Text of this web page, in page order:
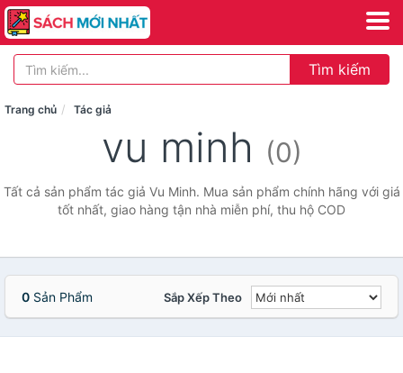
Tìm kiếm
Trang chủ Tác giả
vu minh (0)
Tất cả sản phẩm tác giả Vu Minh. Mua sản phẩm chính hãng với giá
tốt nhất, giao hàng tận nhà miễn phí, thu hộ COD
0 Sản Phẩm Sắp Xếp Theo